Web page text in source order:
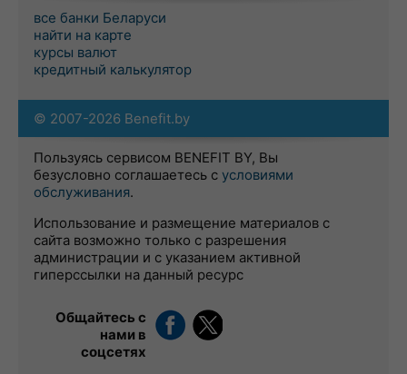
все банки Беларуси
найти на карте
курсы валют
кредитный калькулятор
© 2007-2026 Benefit.by
Пользуясь сервисом BENEFIT BY, Вы
безусловно соглашаетесь с условиями
обслуживания.
Использование и размещение материалов с
сайта возможно только с разрешения
администрации и с указанием активной
гиперссылки на данный ресурс
Общайтесь с
нами в
соцсетях